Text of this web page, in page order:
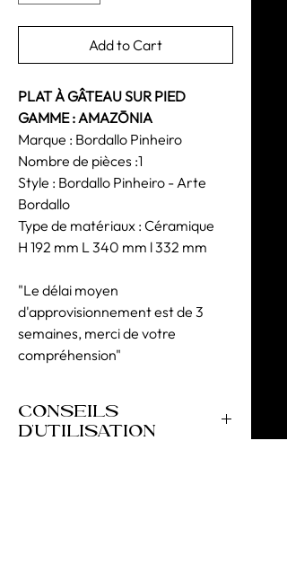
Add to Cart
PLAT À GÂTEAU SUR PIED
GAMME : AMAZŌNIA
Marque : Bordallo Pinheiro
Nombre de pièces :1
Style : Bordallo Pinheiro - Arte
Bordallo
Type de matériaux : Céramique
H 192 mm L 340 mm l 332 mm
"Le délai moyen
d'approvisionnement est de 3
semaines, merci de votre
compréhension"
CONSEILS
D'UTILISATION